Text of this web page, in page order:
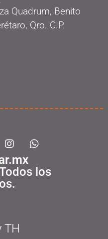
Quadrum, Benito
Qro. C.P.
los
TH